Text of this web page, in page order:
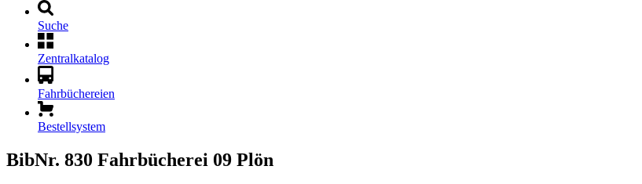
Suche
Zentralkatalog
Fahrbüchereien
Bestellsystem
BibNr. 830 Fahrbücherei 09 Plön